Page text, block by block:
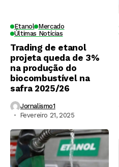
Etanol Mercado
Últimas Notícias
Trading de etanol
projeta queda de 3%
na produção do
biocombustível na
safra 2025/26
Jornalismo1
Fevereiro 21, 2025